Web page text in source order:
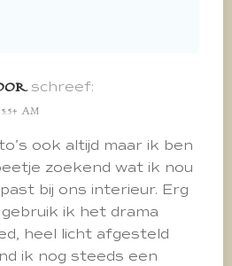
schreef:
AM
ook altijd maar ik ben
zoekend wat ik nou
bij ons interieur. Erg
ik het drama
heel licht afgesteld
ik nog steeds een